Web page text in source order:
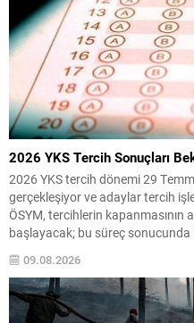
2026 YKS Tercih Sonuçları
2026 YKS tercih dönemi 29
gerçekleşiyor ve adaylar tercih
ÖSYM, tercihlerin kapanmasının
başlayacak; bu süreç
yerleşildiği belli olacak. ÖSYM
duyurmadı; ancak geçmiş
09.08.2026